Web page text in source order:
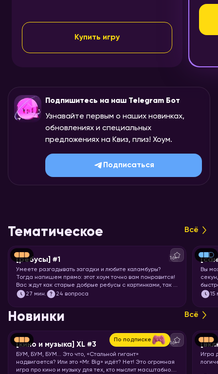
Купить игру
Подпишитесь на наш Telegram Бот
Узнавайте первым о наших новинках,
обновлениях и специальных
предложениях на Квиз, плиз! Хоум.
Подписаться
Тематическое Всё
[ребусы] #1 16+
Умеете разгадывать загадки и любите каламбуры?
Тогда напишем прямо: этот хоум точно вам понравится!
Вас ждут как старые добрые ребусы с картинками, так и
вопросы с визуальными подсказками. Вспоминайте, что
27 мин. 24 вопроса
Вы
15
Новинки Всё
По подписке
[кино и музыка] XL #3 16+
БУМ, БУМ, БУМ… Это что, «Стальной гигант»
надвигается? Или это «Mr. Big» идёт? Нет! Это огромная
игра про кино и музыку для тех, кто мыслит масштабно.
Игра